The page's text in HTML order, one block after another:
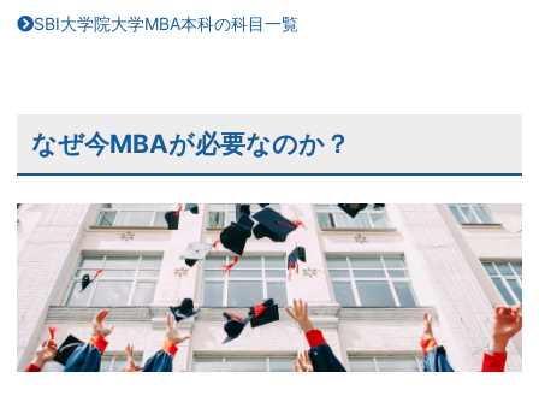
SBI大学院大学MBA本科の科目一覧
なぜ今MBAが必要なのか？